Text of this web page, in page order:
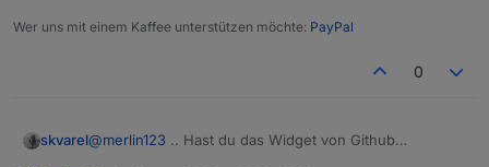
Wer uns mit einem Kaffee unterstützen möchte: PayPal
0
skvarel@merlin123 .. Hast du das Widget von Github